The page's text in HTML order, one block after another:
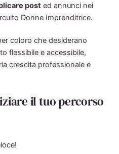
post ed annunci nei
Donne Imprenditrice.
coloro che desiderano
flessibile e accessibile,
crescita professionale e
il tuo percorso